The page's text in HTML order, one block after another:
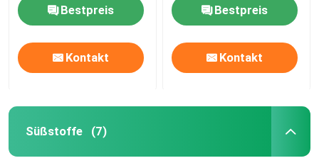
Bestpreis
Kontakt
Bestpreis
Kontakt
Süßstoffe (7)